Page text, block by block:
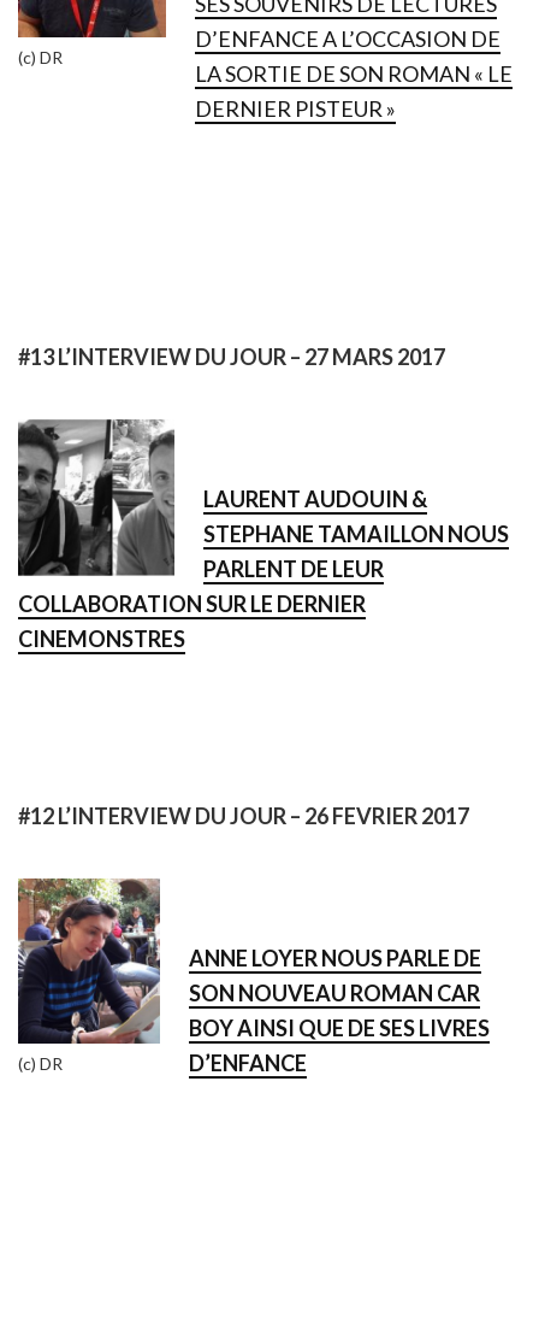
(c) DR
D’ENFANCE A L’OCCASION DE
LA SORTIE DE SON ROMAN « LE
DERNIER PISTEUR »
#13 L’INTERVIEW DU JOUR – 27 MARS 2017
LAURENT AUDOUIN &
STEPHANE TAMAILLON NOUS
PARLENT DE LEUR
COLLABORATION SUR LE DERNIER
CINEMONSTRES
#12 L’INTERVIEW DU JOUR – 26 FEVRIER 2017
(c) DR
ANNE LOYER NOUS PARLE DE
SON NOUVEAU ROMAN CAR
BOY AINSI QUE DE SES LIVRES
D’ENFANCE